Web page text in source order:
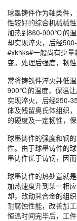
球墨铸件作为轴类件
性较好的综合机械械
加热到860-900℃的温
却实现淬火，后经
#xkhks#一般尚有少
变。处理后强度，韧
常将铸铁件淬火并低
900℃的温度，保温让
实现淬火，后经250-
体及残留奥氏体组织
的硬度及一定韧性，
球墨铸件的强度和钢
性。由于球墨铸件的
墨铸件优于铸钢，因
球墨铸件的热处置就
加热速度升到某一相
却，改动其合金的组
耐腐蚀性能，改善加
恒温时间完毕后，工